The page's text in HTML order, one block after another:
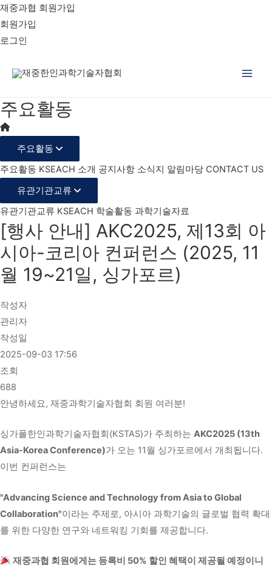
재중과협 회원가입
회원가입
로그인
주요활동
주요활동
주요활동 KSEACH 소개 공지사항 소식지 알림마당 CONTACT US
유관기관교류
유관기관교류 KSEACH 학술활동 과학기술자료
[행사 안내] AKC2025, 제13회 아
시아-코리아 컨퍼런스 (2025, 11
월 19~21일, 싱가포르)
작성자
관리자
작성일
2025-09-03 17:56
조회
688
안녕하세요, 재중과학기술자협회 회원 여러분!
싱가폴한인과학기술자협회(KSTAS)가 주최하는 AKC2025 (13th
Asia-Korea Conference)가 오는 11월 싱가포르에서 개최됩니다.
이번 컨퍼런스는
"Advancing Science and Technology from Asia to Global
Collaboration"이라는 주제로, 아시아 과학기술의 글로벌 협력 확대
를 위한 다양한 연구와 네트워킹 기회를 제공합니다.
재중과협 회원에게는 등록비 50% 할인 혜택이 제공될 예정이니